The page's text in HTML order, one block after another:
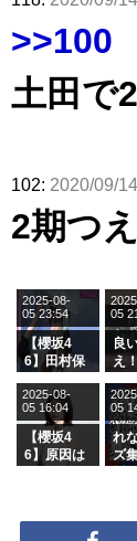
>>100
土田で
102: 2020/09/
2期つ
【櫻坂4
6】田村保
ージを脱い
でいた理由
2025-08-
05 23:54
良
え
グ
e
k』
シ
ズ
05
【櫻坂4
6】原因は
ざわつかせ
2025-08-
05 16:04
れ
ズ
「
05